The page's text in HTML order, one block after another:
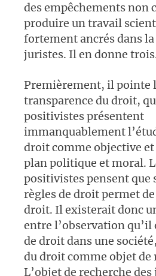
des empêchements non
produire un travail
fortement ancrés dans
juristes. Il en donne
Premièrement, il pointe
transparence du droit,
positivistes présentent
immanquablement
droit comme objective
plan politique et moral.
positivistes pensent que
règles de droit permet
droit. Il existerait donc
entre l’observation qu’il
de droit dans une
du droit comme objet de
L’objet de recherche